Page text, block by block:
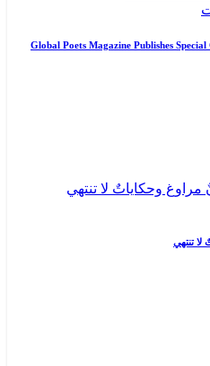
Global Poets Magazine Publishes
لا تنتهي